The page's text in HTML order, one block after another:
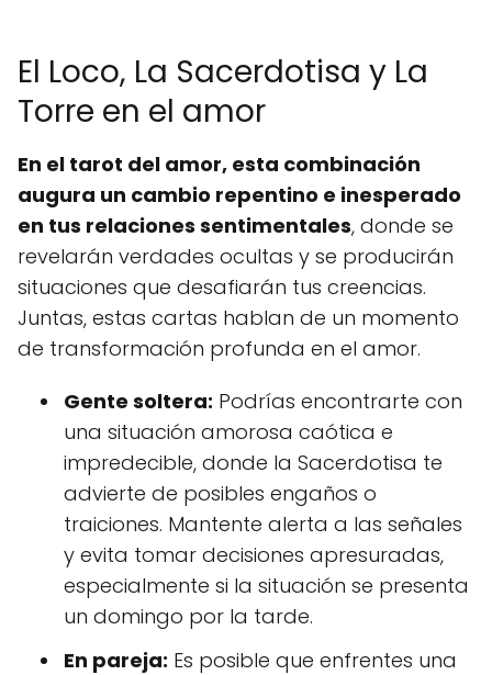
El Loco, La Sacerdotisa y La
Torre en el amor
En el tarot del amor, esta combinación
augura un cambio repentino e inesperado
en tus relaciones sentimentales, donde se
revelarán verdades ocultas y se producirán
situaciones que desafiarán tus creencias.
Juntas, estas cartas hablan de un momento
de transformación profunda en el amor.
Gente soltera: Podrías encontrarte con
una situación amorosa caótica e
impredecible, donde la Sacerdotisa te
advierte de posibles engaños o
traiciones. Mantente alerta a las señales
y evita tomar decisiones apresuradas,
especialmente si la situación se presenta
un domingo por la tarde.
En pareja: Es posible que enfrentes una